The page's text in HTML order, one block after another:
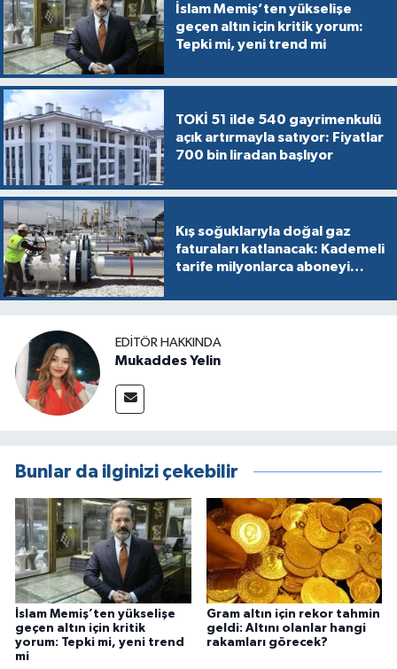
İslam Memiş’ten yükselişe
geçen altın için kritik yorum:
Tepki mi, yeni trend mi
TOKİ 51 ilde 540 gayrimenkulü
açık artırmayla satıyor: Fiyatlar
700 bin liradan başlıyor
Kış soğuklarıyla doğal gaz
faturaları katlanacak: Kademeli
tarife milyonlarca aboneyi
EDITÖR HAKKINDA
Mukaddes Yelin
Bunlar da ilginizi çekebilir
İslam Memiş’ten yükselişe
geçen altın için kritik
yorum: Tepki mi, yeni trend
mi
Gram altın için rekor tahmin
geldi: Altını olanlar hangi
rakamları görecek?